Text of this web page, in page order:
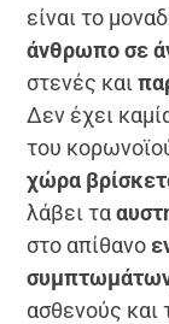
είναι το
άνθρωπο σε
στενές και
Δεν έχει
του
χώρα
λάβει τα
στο απίθανο
ασθενούς και